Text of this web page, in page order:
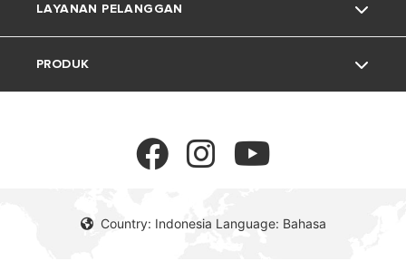
Country: Indonesia Language: Bahasa
Grup
Karir
Trik dan Kiat
Kehidupan Rumah
LAYANAN PELANGGAN
Kontak
PRODUK
Pemanas Air Tenaga Surya